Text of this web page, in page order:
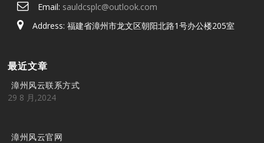
Email: sauldcsplc@outlook.com
Address: 福建省漳州市龙文区朝阳北路1号办公楼205室
最近文章
漳州风云联系方式
29 8 月,2024
漳州风云官网